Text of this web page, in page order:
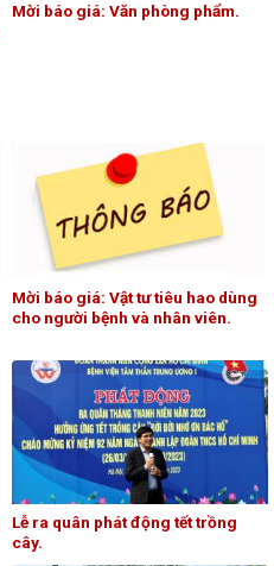
Mời báo giá: Văn phòng phẩm.
Mời báo giá: Vật tư tiêu hao dùng
cho người bệnh và nhân viên.
Lễ ra quân phát động tết trồng
cây.